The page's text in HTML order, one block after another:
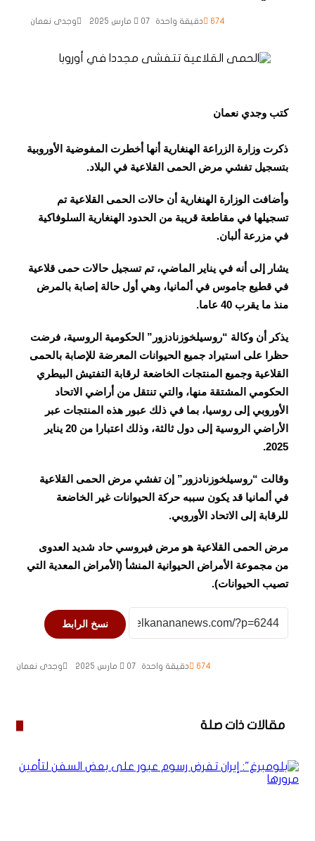
وجدى نعمان 07 مارس 2025 674 دقيقة واحدة
كتب وجدي نعمان
ذكرت وزارة الزراعة الهنغارية أنها أخطرت المفوضية الأوروبية
بتسجيل تفشي مرض الحمى القلاعية في البلاد.
وأضافت الوزارة الهنغارية أن حالات الحمى القلاعية تم
تسجيلها في مقاطعة قريبة من الحدود الهنغارية السلوفاكية
في مزرعة ألبان.
يشار إلى أنه في يناير الماضي، تم تسجيل حالات حمى قلاعية
في قطيع جاموس في ألمانيا، وهي أول حالة إصابة بالمرض
منذ ما يقرب 40 عاما.
يذكر أن وكالة “روسيلخوزنادزور” الحكومية الروسية، فرضت
حظرا على استيراد جميع الحيوانات المعرضة للإصابة بالحمى
القلاعية وجميع المنتجات الخاضعة لرقابة التفتيش البيطري
الحكومي المشتقة منها، والتي تنتقل من أراضي الاتحاد
الأوروبي إلى روسيا، بما في ذلك عبور هذه المنتجات عبر
الأراضي الروسية إلى دول ثالثة، وذلك اعتبارا من 20 يناير
2025.
وقالت “روسيلخوزنادزور” إن تفشي مرض الحمى القلاعية
في ألمانيا قد يكون سببه حركة الحيوانات غير الخاضعة
للرقابة إلى الاتحاد الأوروبي.
مرض الحمى القلاعية هو مرض فيروسي حاد شديد العدوى
من مجموعة الأمراض الحيوانية المنشأ (الأمراض المعدية التي
تصيب الحيوانات).
نسخ الرابط
وجدى نعمان 07 مارس 2025 674 دقيقة واحدة
مقالات ذات صلة